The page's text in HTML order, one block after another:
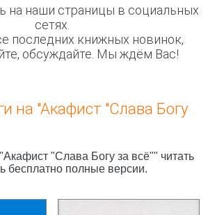
на наши страницы в социальных
сетях.
последних книжных новинок,
обсуждайте. Мы ждём Вас!
на "Акафист "Слава Богу
"Слава Богу за всё"" читать
бесплатно полные версии.